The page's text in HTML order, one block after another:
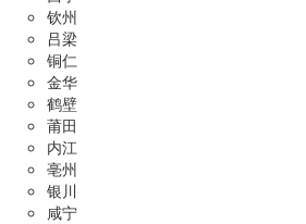
钦州
吕梁
铜仁
金华
鹤壁
莆田
内江
亳州
银川
咸宁